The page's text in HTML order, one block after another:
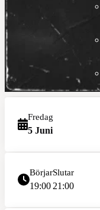
Fredag
5 Juni
Börjar
19:00
Slutar
21:00